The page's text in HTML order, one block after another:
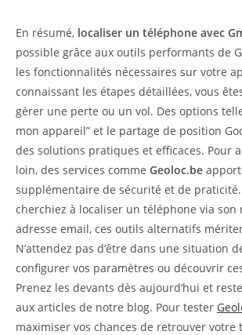
En résumé, localiser un téléphone avec
possible grâce aux outils performants de
les fonctionnalités nécessaires sur votre
connaissant les étapes détaillées, vous
gérer une perte ou un vol. Des options
mon appareil” et le partage de position
des solutions pratiques et efficaces. Pour
loin, des services comme Geoloc.be
supplémentaire de sécurité et de praticité.
cherchiez à localiser un téléphone via son
adresse email, ces outils alternatifs
N’attendez pas d’être dans une situation
configurer vos paramètres ou découvrir
Prenez les devants dès aujourd’hui et
aux articles de notre blog. Pour tester
maximiser vos chances de retrouver votre